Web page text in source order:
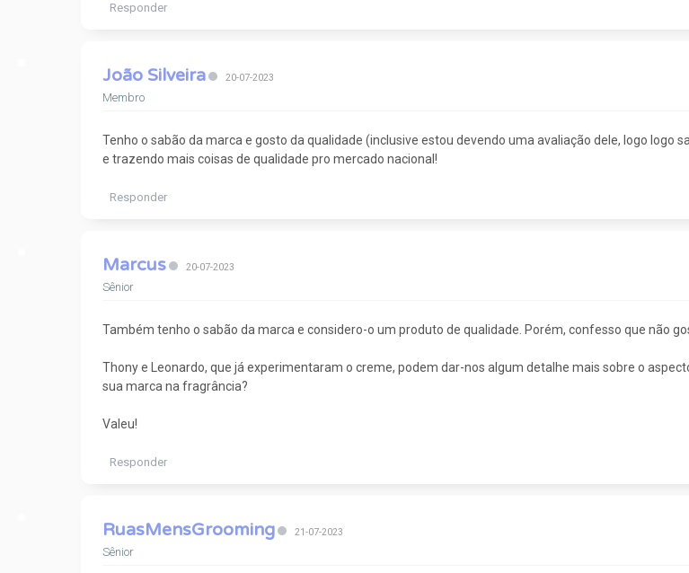
Responder
João Silveira 20-07-2023
Membro
Tenho o sabão da marca e gosto da qualidade (inclusive estou devendo uma avaliação dele, logo
e trazendo mais coisas de qualidade pro mercado nacional!
Responder
Marcus 20-07-2023
Sênior
Também tenho o sabão da marca e considero-o um produto de qualidade. Porém, confesso que não
Thony e Leonardo, que já experimentaram o creme, podem dar-nos algum detalhe mais sobre o
sua marca na fragrância?
Valeu!
Responder
RuasMensGrooming 21-07-2023
Sênior